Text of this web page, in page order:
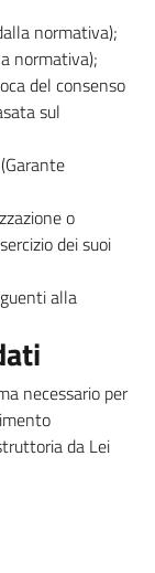
normativa);
normativa);
del consenso
sul
o
dei suoi
alla
necessario per
da Lei